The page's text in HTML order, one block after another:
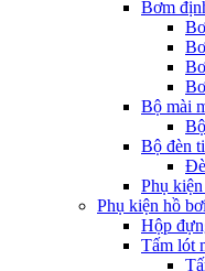
Bơm
Bộ mài
Bộ đèn
Phụ
Phụ kiện hồ bơi
Hộp
Tấm lót